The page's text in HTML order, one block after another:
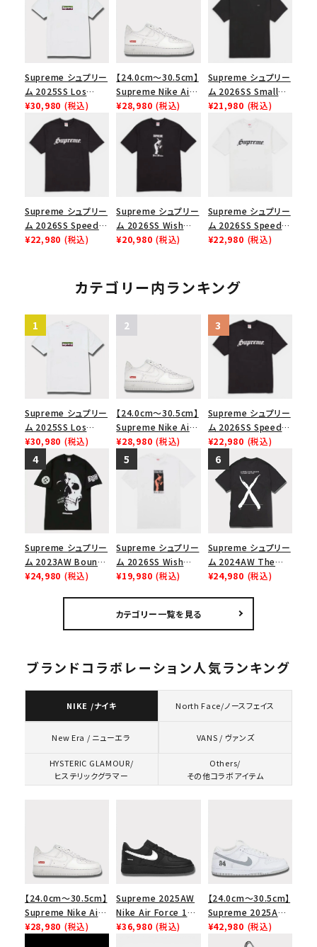
Supreme シュプリー
ム 2025SS Los
Angeles Fire Relief
Box Logo Tee ファ
イヤーリリーフボック
スロゴTシャツ ホワ
¥30,980 (税込)
【24.0cm～30.5cm】
Supreme Nike Air
Force 1 Low シュプ
リーム ナイキエアフォ
ース１スニーカー シ
ューズ ホワイト
¥28,980 (税込)
Supreme シュプリー
ム 2026SS Small
Box Tee スモールボ
¥21,980 (税込)
Supreme シュプリー
ム 2026SS Speed
Tee スピードTシャツ
¥22,980 (税込)
Supreme シュプリー
ム 2026SS Wish
Tee ウィッシュTシ
¥20,980 (税込)
Supreme シュプリー
ム 2026SS Speed
Tee スピードTシャツ
¥22,980 (税込)
カテゴリー内ランキング
Supreme シュプリー
ム 2025SS Los
Angeles Fire Relief
Box Logo Tee ファ
イヤーリリーフボック
スロゴTシャツ ホワ
イト 白
¥30,980 (税込)
【24.0cm～30.5cm】
Supreme Nike Air
Force 1 Low シュプ
リーム ナイキエアフォ
ース１スニーカー シ
ューズ ホワイト
¥28,980 (税込)
Supreme シュプリー
ム 2026SS Speed
Tee スピードTシャツ
ブラック
¥22,980 (税込)
Supreme シュプリー
ム 2023AW Bounty
Hunter Skulls Tee
¥24,980 (税込)
Supreme シュプリー
ム 2026SS Wish
Tee ウィッシュTシ
¥19,980 (税込)
Supreme シュプリー
ム 2024AW The
North Face S/S
トップTシャツ ブラッ
ク 黒
¥24,980 (税込)
カテゴリー一覧を見る
ブランドコラボレーション人気ランキング
NIKE /ナイキ North Face/ノースフェイス
New Era / ニューエラ VANS / ヴァンズ
HYSTERIC GLAMOUR/
ヒステリックグラマー
Others/
その他コラボアイテム
【24.0cm～30.5cm】
Supreme Nike Air
Force 1 Low シュプ
¥28,980 (税込)
Supreme 2025AW
Nike Air Force 1
Low シュプリーム ナ
¥36,980 (税込)
【24.0cm～30.5cm】
Supreme 2025AW
Nike SB Dunk Low
ナイキ SB ダンク ロ
¥42,980 (税込)